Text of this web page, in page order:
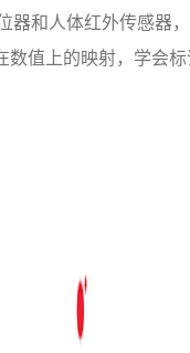
器和人体红外传感器
数值上的映射，学会